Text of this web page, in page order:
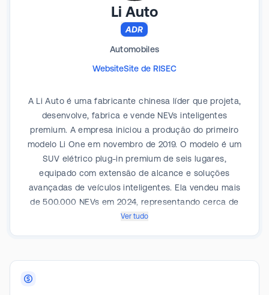
Li Auto
ADR
Automobiles
WebsiteSite de RISEC
A Li Auto é uma fabricante chinesa líder que projeta,
desenvolve, fabrica e vende NEVs inteligentes
premium. A empresa iniciou a produção do primeiro
modelo Li One em novembro de 2019. O modelo é um
SUV elétrico plug-in premium de seis lugares,
equipado com extensão de alcance e soluções
avançadas de veículos inteligentes. Ela vendeu mais
de 500.000 NEVs em 2024, representando cerca de
4% do mercado chinês de veículos novos. Além da Li
consumidores.
Ver tudo